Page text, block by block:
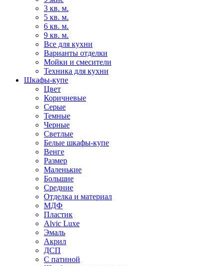
3 кв. м.
5 кв. м.
6 кв. м.
9 кв. м.
Все для кухни
Варианты отделки
Мойки и смесители
Техника для кухни
Шкафы-купе
Цвет
Коричневые
Серые
Темные
Черные
Светлые
Белые шкафы-купе
Венге
Размер
Маленькие
Большие
Средние
Отделка и материал
МДФ
Пластик
Alvic Luxe
Эмаль
Акрил
ДСП
С патиной